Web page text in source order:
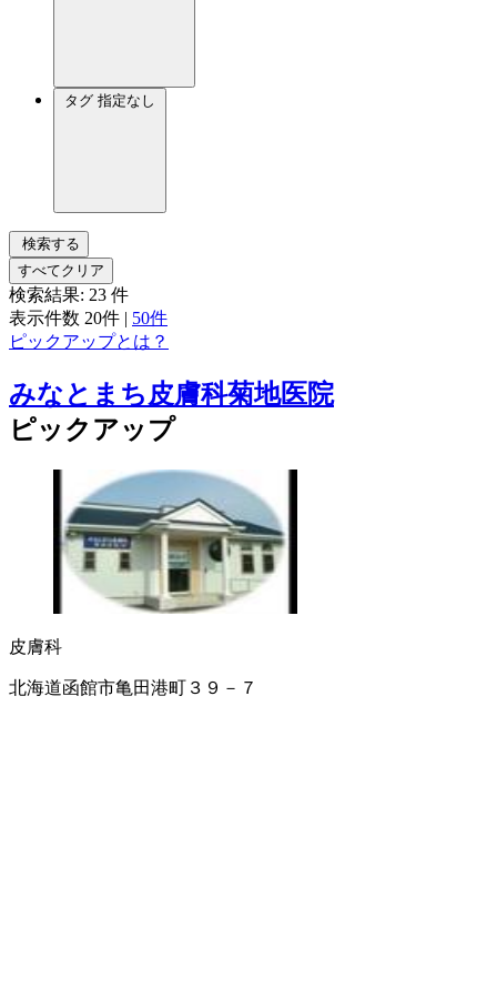
タグ 指定なし
検索する
すべてクリア
検索結果: 23 件
表示件数 20件 | 50件
ピックアップとは？
みなとまち皮膚科菊地医院
ピックアップ
皮膚科
北海道函館市亀田港町３９－７